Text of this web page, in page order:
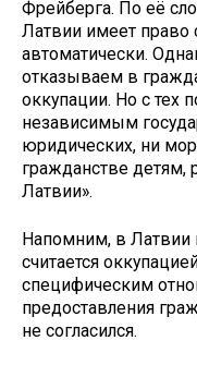
Фрейберга. По её
Латвии имеет право
автоматически.
отказываем в
оккупации. Но с тех
независимым
юридических, ни
гражданстве
Латвии».
Напомним, в Латвии
считается
специфическим
предоставления
не согласился.